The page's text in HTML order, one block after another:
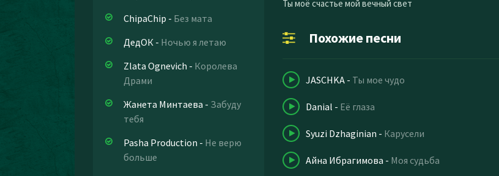
ChipaChip - Без мата
ДедОК - Ночью я летаю
Zlata Ognevich - Королева
Драми
Жанета Минтаева - Забуду
тебя
Pasha Production - Не верю
больше
Ты моё счастье мой вечный свет
Похожие песни
JASCHKA - Ты мое чудо
Danial - Её глаза
Syuzi Dzhaginian - Карусели
Айна Ибрагимова - Моя судьба